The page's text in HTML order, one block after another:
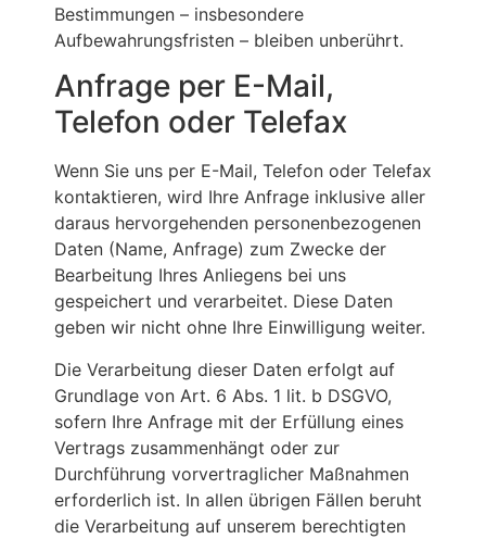
Bestimmungen – insbesondere
Aufbewahrungsfristen – bleiben unberührt.
Anfrage per E-Mail,
Telefon oder Telefax
Wenn Sie uns per E-Mail, Telefon oder Telefax
kontaktieren, wird Ihre Anfrage inklusive aller
daraus hervorgehenden personenbezogenen
Daten (Name, Anfrage) zum Zwecke der
Bearbeitung Ihres Anliegens bei uns
gespeichert und verarbeitet. Diese Daten
geben wir nicht ohne Ihre Einwilligung weiter.
Die Verarbeitung dieser Daten erfolgt auf
Grundlage von Art. 6 Abs. 1 lit. b DSGVO,
sofern Ihre Anfrage mit der Erfüllung eines
Vertrags zusammenhängt oder zur
Durchführung vorvertraglicher Maßnahmen
erforderlich ist. In allen übrigen Fällen beruht
die Verarbeitung auf unserem berechtigten